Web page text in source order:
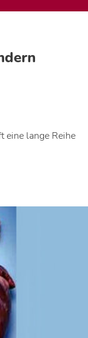
eine lange Reihe